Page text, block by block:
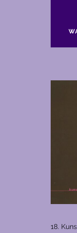
18.